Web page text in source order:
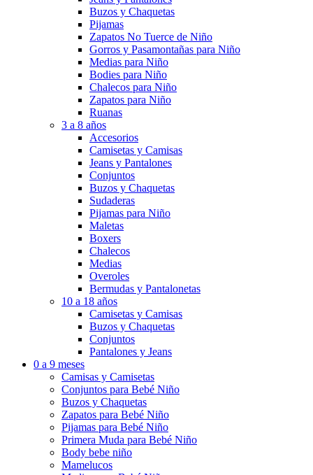
Buzos y Chaquetas
Pijamas
Zapatos No Tuerce de Niño
Gorros y Pasamontañas para Niño
Medias para Niño
Bodies para Niño
Chalecos para Niño
Zapatos para Niño
Ruanas
3 a 8 años
Accesorios
Camisetas y Camisas
Jeans y Pantalones
Conjuntos
Buzos y Chaquetas
Sudaderas
Pijamas para Niño
Maletas
Boxers
Chalecos
Medias
Overoles
Bermudas y Pantalonetas
10 a 18 años
Camisetas y Camisas
Buzos y Chaquetas
Conjuntos
Pantalones y Jeans
0 a 9 meses
Camisas y Camisetas
Conjuntos para Bebé Niño
Buzos y Chaquetas
Zapatos para Bebé Niño
Pijamas para Bebé Niño
Primera Muda para Bebé Niño
Body bebe niño
Mamelucos